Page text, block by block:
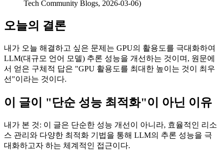
Tech Community Blogs, 2026-03-06)
오늘의 결론
내가 오늘 해결하고 싶은 문제는 GPU의 활용도를 극대화하여
LLM(대규모 언어 모델) 추론 성능을 개선하는 것이며, 원문에
서 얻은 구체적 답은 "GPU 활용도를 최대한 높이는 것이 최우
선"이라는 것이다.
이 글이 "단순 성능 최적화"이 아닌 이유
내가 본 것: 이 글은 단순한 성능 개선이 아니라, 효율적인 리소
스 관리와 다양한 최적화 기법을 통해 LLM의 추론 성능을 극
대화하고자 하는 체계적인 접근이다.